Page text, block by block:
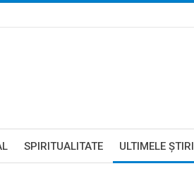
SPIRITUALITATE ULTIMELE ŞTIRI